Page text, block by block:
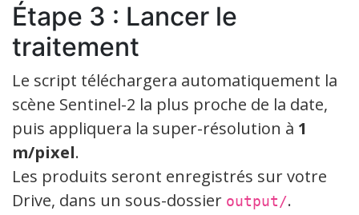
Étape 3 : Lancer le
traitement
Le script téléchargera automatiquement la
scène Sentinel-2 la plus proche de la date,
puis appliquera la super-résolution à 1
m/pixel.
Les produits seront enregistrés sur votre
Drive, dans un sous-dossier output/.